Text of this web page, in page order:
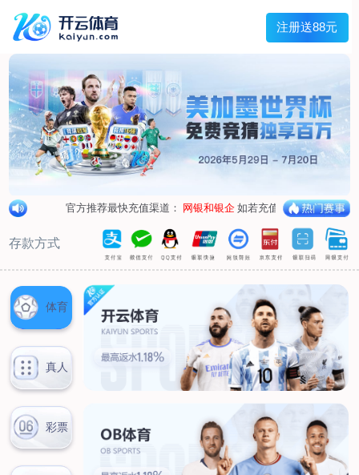
Menu
网站首页
关于我们
产品中心
荣誉资质
厂区设备
人才招聘
新闻中心
销售网点